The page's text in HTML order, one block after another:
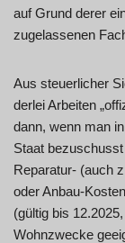
auf Grund derer
zugelassenen
Aus steuerlicher
derlei Arbeiten
dann, wenn man
Staat
Reparatur- (auch
oder Anbau-
(gültig bis
Wohnzwecke